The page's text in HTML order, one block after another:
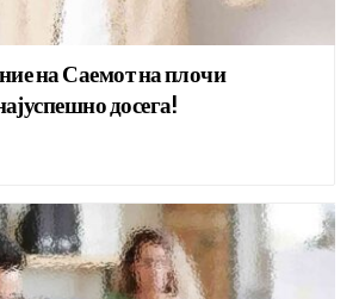
на Саемот на плочи
досега!